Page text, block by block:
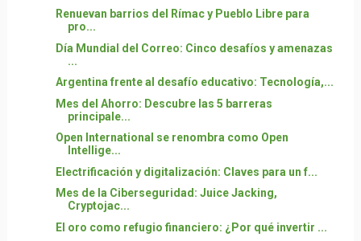
Renuevan barrios del Rímac y Pueblo Libre para
pro...
Día Mundial del Correo: Cinco desafíos y amenazas
...
Argentina frente al desafío educativo: Tecnología,...
Mes del Ahorro: Descubre las 5 barreras
principale...
Open International se renombra como Open
Intellige...
Electrificación y digitalización: Claves para un f...
Mes de la Ciberseguridad: Juice Jacking,
Cryptojac...
El oro como refugio financiero: ¿Por qué invertir ...